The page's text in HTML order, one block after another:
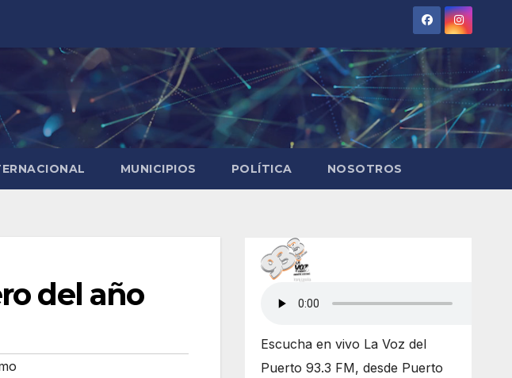
MUNICIPIOS POLÍTICA NOSOTROS
del año
Escucha en vivo La Voz del
Puerto 93.3 FM, desde Puerto